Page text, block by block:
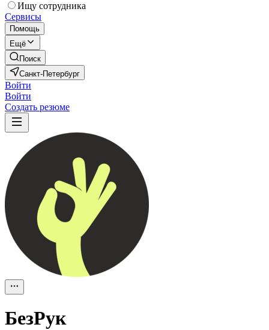
Ищу сотрудника
Сервисы
Помощь
Ещё
Поиск
Санкт-Петербург
Войти
Войти
Создать резюме
БезРук